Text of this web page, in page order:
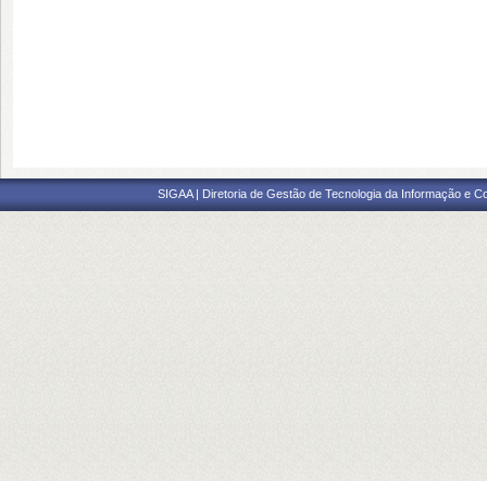
SIGAA | Diretoria de Gestão de Tecnologia da Informação e